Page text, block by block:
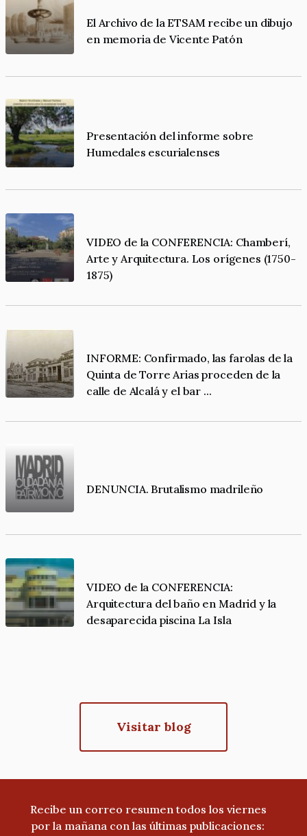
El Archivo de la ETSAM recibe un dibujo
en memoria de Vicente Patón
Presentación del informe sobre
Humedales escurialenses
VIDEO de la CONFERENCIA: Chamberí,
Arte y Arquitectura. Los orígenes (1750-
1875)
INFORME: Confirmado, las farolas de la
Quinta de Torre Arias proceden de la
calle de Alcalá y el bar ...
DENUNCIA. Brutalismo madrileño
VIDEO de la CONFERENCIA:
Arquitectura del baño en Madrid y la
desaparecida piscina La Isla
Visitar blog
Recibe un correo resumen todos los viernes
por la mañana con las últimas publicaciones: